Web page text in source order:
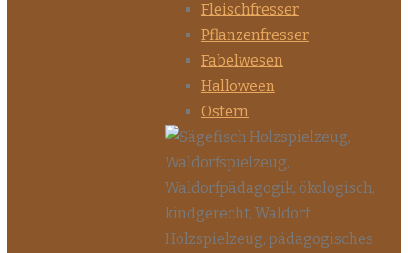
Fleischfresser
Pflanzenfresser
Fabelwesen
Halloween
Ostern